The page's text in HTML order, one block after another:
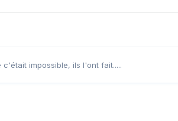
impossible, ils l'ont fait.....